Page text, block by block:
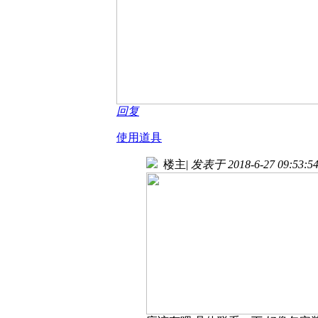
回复
使用道具
楼主| 发表于 2018-6-27 09:53:54